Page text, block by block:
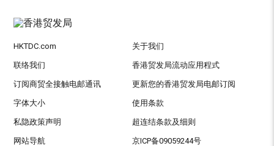
HKTDC.com 关于我们
联络我们 香港贸发局流动应用程式
订阅商贸全接触电邮通讯 更新您的香港贸发局电邮订阅
字体大小 使用条款
私隐政策声明 超连结条款及细则
网站导航 京ICP备09059244号